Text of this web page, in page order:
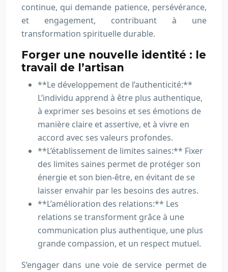
continue, qui demande patience, persévérance,
et engagement, contribuant à une
transformation spirituelle durable.
Forger une nouvelle identité : le
travail de l’artisan
**Le développement de l’authenticité:**
L’individu apprend à être plus authentique,
à exprimer ses besoins et ses émotions de
manière claire et assertive, et à vivre en
accord avec ses valeurs profondes.
**L’établissement de limites saines:** Fixer
des limites saines permet de protéger son
énergie et son bien-être, en évitant de se
laisser envahir par les besoins des autres.
**L’amélioration des relations:** Les
relations se transforment grâce à une
communication plus authentique, une plus
grande compassion, et un respect mutuel.
S’engager dans une voie de service permet de